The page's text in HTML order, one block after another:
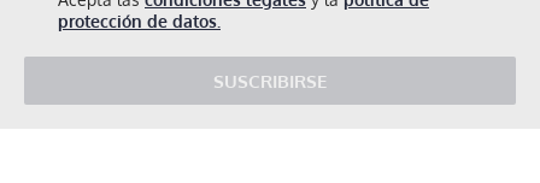
protección de datos.
SUSCRIBIRSE